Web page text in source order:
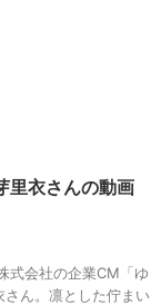
衣さんの動画
式会社の企業CM「ゆ
ん。凛とした佇まい